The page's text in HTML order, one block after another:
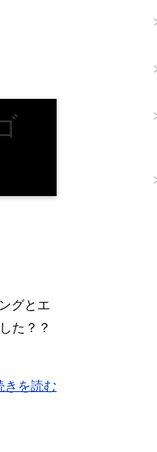
グとエ
た？？
きを読む